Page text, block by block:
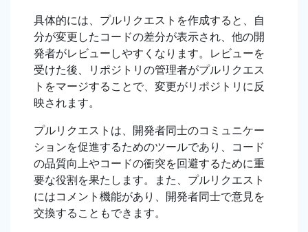
具体的には、プルリクエストを作成すると、自
分が変更したコードの差分が表示され、他の開
発者がレビューしやすくなります。レビューを
受けた後、リポジトリの管理者がプルリクエス
トをマージすることで、変更がリポジトリに反
映されます。
プルリクエストは、開発者同士のコミュニケー
ションを促進するためのツールであり、コード
の品質向上やコードの衝突を回避するために重
要な役割を果たします。また、プルリクエスト
にはコメント機能があり、開発者同士で意見を
交換することもできます。